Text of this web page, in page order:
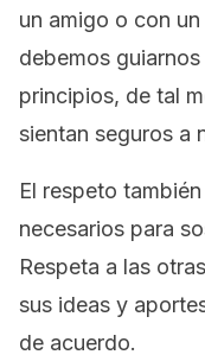
un amigo o con
debemos
principios, de tal
sientan seguros a
El respeto
necesarios para
Respeta a las
sus ideas y
de acuerdo.